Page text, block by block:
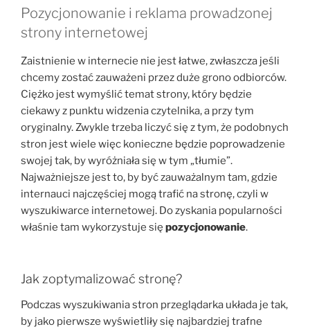
Pozycjonowanie i reklama prowadzonej
strony internetowej
Zaistnienie w internecie nie jest łatwe, zwłaszcza jeśli
chcemy zostać zauważeni przez duże grono odbiorców.
Ciężko jest wymyślić temat strony, który będzie
ciekawy z punktu widzenia czytelnika, a przy tym
oryginalny. Zwykle trzeba liczyć się z tym, że podobnych
stron jest wiele więc konieczne będzie poprowadzenie
swojej tak, by wyróżniała się w tym „tłumie”.
Najważniejsze jest to, by być zauważalnym tam, gdzie
internauci najczęściej mogą trafić na stronę, czyli w
wyszukiwarce internetowej. Do zyskania popularności
właśnie tam wykorzystuje się pozycjonowanie.
Jak zoptymalizować stronę?
Podczas wyszukiwania stron przeglądarka układa je tak,
by jako pierwsze wyświetliły się najbardziej trafne